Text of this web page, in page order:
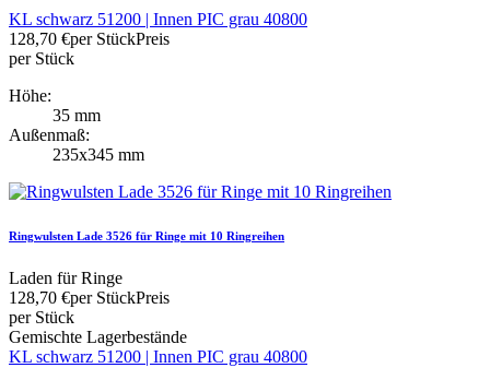
KL schwarz 51200 | Innen PIC grau 40800
128,70 €per StückPreis
per Stück
Höhe:
35 mm
Außenmaß:
235x345 mm
Ringwulsten Lade 3526 für Ringe mit 10 Ringreihen
Laden für Ringe
128,70 €per StückPreis
per Stück
Gemischte Lagerbestände
KL schwarz 51200 | Innen PIC grau 40800